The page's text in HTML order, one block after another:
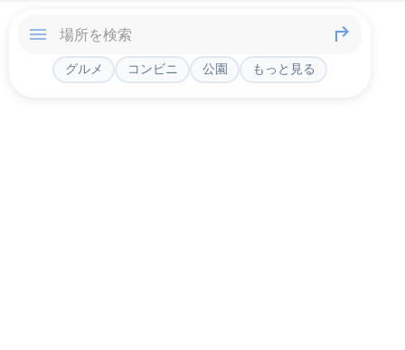
グルメ コンビニ 公園 もっと見る